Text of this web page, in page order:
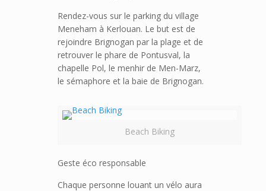
Rendez-vous sur le parking du village
Meneham à Kerlouan. Le but est de
rejoindre Brignogan par la plage et de
retrouver le phare de Pontusval, la
chapelle Pol, le menhir de Men-Marz,
le sémaphore et la baie de Brignogan.
Beach Biking
Geste éco responsable
Chaque personne louant un vélo aura